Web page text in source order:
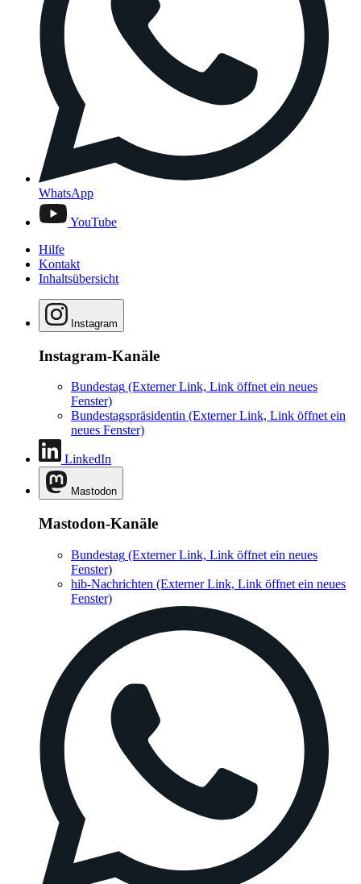
WhatsApp
YouTube
Hilfe
Kontakt
Inhaltsübersicht
Instagram
Instagram-Kanäle
Bundestag (Externer Link, Link öffnet ein neues
Fenster)
Bundestagspräsidentin (Externer Link, Link öffnet ein
neues Fenster)
LinkedIn
Mastodon
Mastodon-Kanäle
Bundestag (Externer Link, Link öffnet ein neues
Fenster)
hib-Nachrichten (Externer Link, Link öffnet ein neues
Fenster)